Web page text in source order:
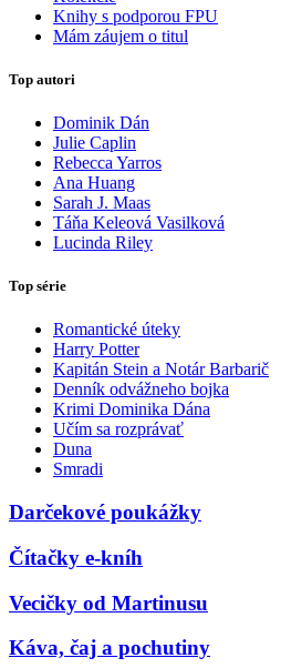
Knihy s podporou FPU
Mám záujem o titul
Top autori
Dominik Dán
Julie Caplin
Rebecca Yarros
Ana Huang
Sarah J. Maas
Táňa Keleová Vasilková
Lucinda Riley
Top série
Romantické úteky
Harry Potter
Kapitán Stein a Notár Barbarič
Denník odvážneho bojka
Krimi Dominika Dána
Učím sa rozprávať
Duna
Smradi
Darčekové poukážky
Čítačky e-kníh
Vecičky od Martinusu
Káva, čaj a pochutiny